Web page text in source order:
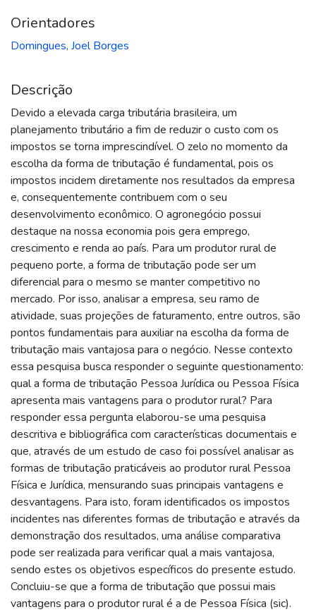
Orientadores
Domingues, Joel Borges
Descrição
Devido a elevada carga tributária brasileira, um
planejamento tributário a fim de reduzir o custo com os
impostos se torna imprescindível. O zelo no momento da
escolha da forma de tributação é fundamental, pois os
impostos incidem diretamente nos resultados da empresa
e, consequentemente contribuem com o seu
desenvolvimento econômico. O agronegócio possui
destaque na nossa economia pois gera emprego,
crescimento e renda ao país. Para um produtor rural de
pequeno porte, a forma de tributação pode ser um
diferencial para o mesmo se manter competitivo no
mercado. Por isso, analisar a empresa, seu ramo de
atividade, suas projeções de faturamento, entre outros, são
pontos fundamentais para auxiliar na escolha da forma de
tributação mais vantajosa para o negócio. Nesse contexto
essa pesquisa busca responder o seguinte questionamento:
qual a forma de tributação Pessoa Jurídica ou Pessoa Física
apresenta mais vantagens para o produtor rural? Para
responder essa pergunta elaborou-se uma pesquisa
descritiva e bibliográfica com características documentais e
que, através de um estudo de caso foi possível analisar as
formas de tributação praticáveis ao produtor rural Pessoa
Física e Jurídica, mensurando suas principais vantagens e
desvantagens. Para isto, foram identificados os impostos
incidentes nas diferentes formas de tributação e através da
demonstração dos resultados, uma análise comparativa
pode ser realizada para verificar qual a mais vantajosa,
sendo estes os objetivos específicos do presente estudo.
Concluiu-se que a forma de tributação que possui mais
vantagens para o produtor rural é a de Pessoa Física (sic).